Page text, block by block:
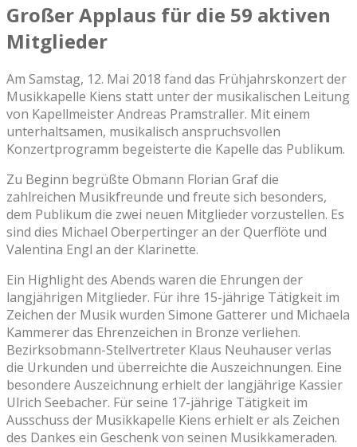
Großer Applaus für die 59 aktiven
Mitglieder
Am Samstag, 12. Mai 2018 fand das Frühjahrskonzert der
Musikkapelle Kiens statt unter der musikalischen Leitung
von Kapellmeister Andreas Pramstraller. Mit einem
unterhaltsamen, musikalisch anspruchsvollen
Konzertprogramm begeisterte die Kapelle das Publikum.
Zu Beginn begrüßte Obmann Florian Graf die
zahlreichen Musikfreunde und freute sich besonders,
dem Publikum die zwei neuen Mitglieder vorzustellen. Es
sind dies Michael Oberpertinger an der Querflöte und
Valentina Engl an der Klarinette.
Ein Highlight des Abends waren die Ehrungen der
langjährigen Mitglieder. Für ihre 15-jährige Tätigkeit im
Zeichen der Musik wurden Simone Gatterer und Michaela
Kammerer das Ehrenzeichen in Bronze verliehen.
Bezirksobmann-Stellvertreter Klaus Neuhauser verlas
die Urkunden und überreichte die Auszeichnungen. Eine
besondere Auszeichnung erhielt der langjährige Kassier
Ulrich Seebacher. Für seine 17-jährige Tätigkeit im
Ausschuss der Musikkapelle Kiens erhielt er als Zeichen
des Dankes ein Geschenk von seinen Musikkameraden.